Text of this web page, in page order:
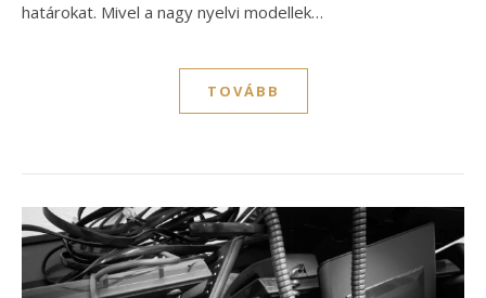
határokat. Mivel a nagy nyelvi modellek…
TOVÁBB